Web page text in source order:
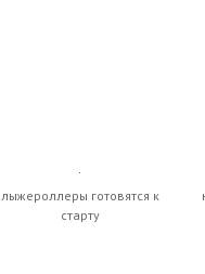
лыжероллеры готовятся к
старту